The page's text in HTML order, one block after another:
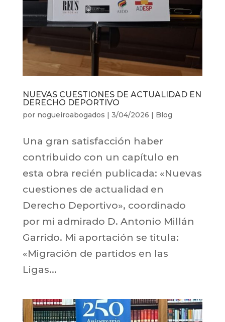
NUEVAS CUESTIONES DE ACTUALIDAD EN
DERECHO DEPORTIVO
por nogueiroabogados | 3/04/2026 | Blog
Una gran satisfacción haber
contribuido con un capítulo en
esta obra recién publicada: «Nuevas
cuestiones de actualidad en
Derecho Deportivo», coordinado
por mi admirado D. Antonio Millán
Garrido. Mi aportación se titula:
«Migración de partidos en las
Ligas...